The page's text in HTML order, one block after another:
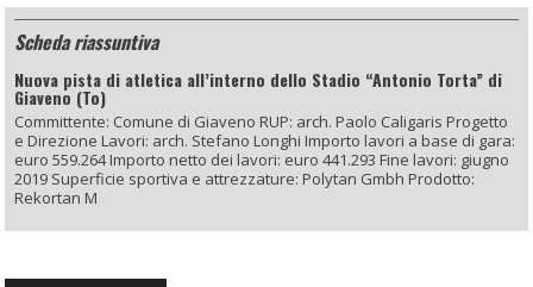
Scheda riassuntiva
Nuova pista di atletica all’interno dello Stadio “Antonio Torta” di
Giaveno (To)
Committente: Comune di Giaveno RUP: arch. Paolo Caligaris Progetto
e Direzione Lavori: arch. Stefano Longhi Importo lavori a base di gara:
euro 559.264 Importo netto dei lavori: euro 441.293 Fine lavori: giugno
2019 Superficie sportiva e attrezzature: Polytan Gmbh Prodotto:
Rekortan M